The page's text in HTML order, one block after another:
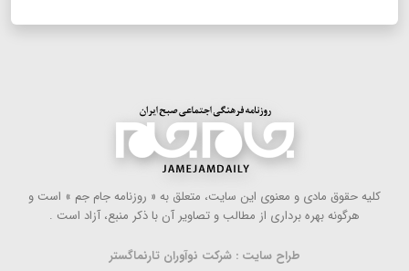
كلیه حقوق مادی و معنوی این سایت، متعلق به « روزنامه جام جم » است و
هرگونه بهره ‌برداری از مطالب و تصاویر آن با ذكر منبع، آزاد است .
طراح سایت : شرکت نوآوران تارنماگستر